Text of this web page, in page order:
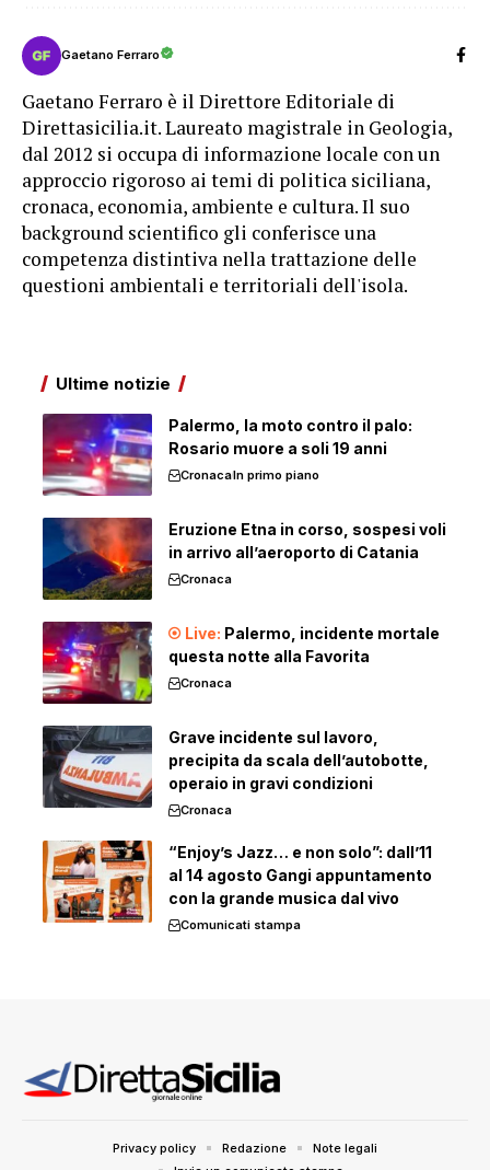
Gaetano Ferraro
Gaetano Ferraro è il Direttore Editoriale di
Direttasicilia.it. Laureato magistrale in Geologia,
dal 2012 si occupa di informazione locale con un
approccio rigoroso ai temi di politica siciliana,
cronaca, economia, ambiente e cultura. Il suo
background scientifico gli conferisce una
competenza distintiva nella trattazione delle
questioni ambientali e territoriali dell'isola.
Ultime notizie
Palermo, la moto contro il palo:
Rosario muore a soli 19 anni
CronacaIn primo piano
Eruzione Etna in corso, sospesi voli
in arrivo all’aeroporto di Catania
Cronaca
Palermo, incidente mortale
questa notte alla Favorita
Cronaca
Grave incidente sul lavoro,
precipita da scala dell’autobotte,
operaio in gravi condizioni
Cronaca
“Enjoy’s Jazz… e non solo”: dall’11
al 14 agosto Gangi appuntamento
con la grande musica dal vivo
Comunicati stampa
Privacy policy Redazione
Note legali